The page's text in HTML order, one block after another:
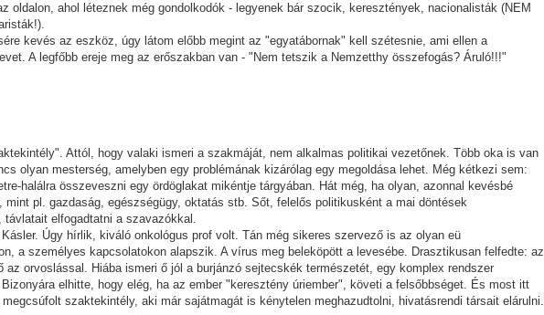
oldalon, ahol léteznek még gondolkodók - legyenek bár szocik, keresztények, nacionalisták (NEM
kevés az eszköz, úgy látom előbb megint az "egyatábornak" kell szétesnie, ami ellen a
A legfőbb ereje meg az erőszakban van - "Nem tetszik a Nemzetthy összefogás? Áruló!!!"
Attól, hogy valaki ismeri a szakmáját, nem alkalmas politikai vezetőnek. Több oka is van
olyan mesterség, amelyben egy problémának kizárólag egy megoldása lehet. Még kétkezi sem:
halálra összeveszni egy ördöglakat mikéntje tárgyában. Hát még, ha olyan, azonnal kevésbé
mint pl. gazdaság, egészségügy, oktatás stb. Sőt, felelős politikusként a mai döntések
elfogadtatni a szavazókkal.
Úgy hírlik, kiváló onkológus prof volt. Tán még sikeres szervező is az olyan eü
a személyes kapcsolatokon alapszik. A vírus meg beleköpött a levesébe. Drasztikusan felfedte: az
az orvoslással. Hiába ismeri ő jól a burjánzó sejtecskék természetét, egy komplex rendszer
elhitte, hogy elég, ha az ember "keresztény úriember", követi a felsőbbséget. És most itt
szaktekintély, aki már sajátmagát is kénytelen meghazudtolni, hivatásrendi társait elárulni.